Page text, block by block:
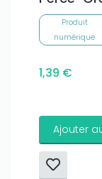
Produit
numérique
1,39 €
Ajouter